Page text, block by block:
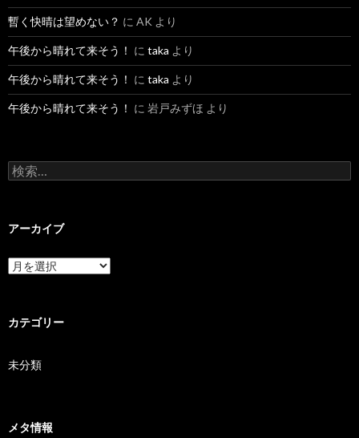
暫く快晴は望めない？ に AK より
午後から晴れて来そう！ に taka より
午後から晴れて来そう！ に taka より
午後から晴れて来そう！ に 岩戸みずほ より
検索:
アーカイブ
アーカイブ
カテゴリー
未分類
メタ情報